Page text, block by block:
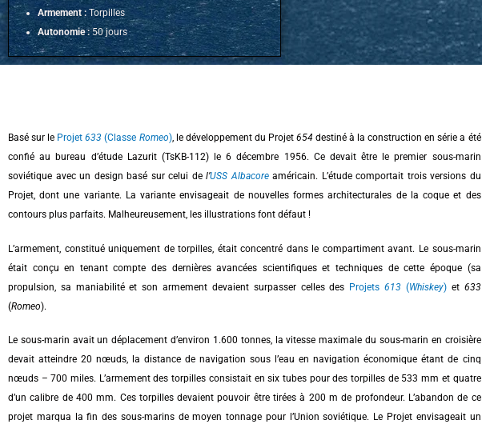
Armement : Torpilles
Autonomie :50 jours
Basé sur le Projet633 (Classe Romeo), le développement du Projet 654 destiné à la construction en série a été
confié au bureau d’étude Lazurit (TsKB-112) le 6 décembre 1956. Ce devait être le premier sous-marin
soviétique avec un design basé sur celui del’USS Albacoreaméricain. L’étude comportait trois versions du
Projet, dont une variante. La variante envisageait de nouvelles formes architecturales de la coque et des
contours plus parfaits. Malheureusement, les illustrations font défaut !
L’armement, constitué uniquement de torpilles, était concentré dans le compartiment avant. Le sous-marin
était conçu en tenant compte des dernières avancées scientifiques et techniques de cette époque (sa
propulsion, sa maniabilité et son armement devaient surpasser celles des Projets613 (Whiskey)et 633
(Romeo).
Le sous-marin avait un déplacement d’environ 1.600 tonnes, la vitesse maximale du sous-marin en croisière
devait atteindre 20 nœuds, la distance de navigation sous l’eau en navigation économique étant de cinq
nœuds – 700 miles. L’armement des torpilles consistait en six tubes pour des torpilles de 533 mm et quatre
d’un calibre de 400 mm. Ces torpilles devaient pouvoir être tirées à 200 m de profondeur. L’abandon de ce
projet marqua la fin des sous-marins de moyen tonnage pour l’Union soviétique. Le Projet envisageait un